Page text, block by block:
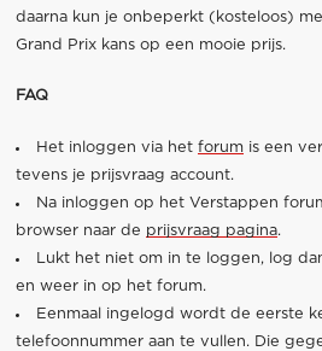
daarna kun je onbeperkt (kosteloos)
Grand Prix kans op een mooie prijs.
FAQ
Het inloggen via het forumis een
tevens je prijsvraag account.
Na inloggen op het Verstappen
browser naar de prijsvraag pagina.
Lukt het niet om in te loggen, log
en weer in op het forum.
Eenmaal ingelogd wordt de eerste
telefoonnummer aan te vullen. Die